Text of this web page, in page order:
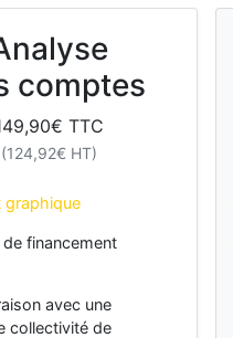
comptes
€ TTC
(124,92€ HT)
graphique
de financement
avec une
collectivité de